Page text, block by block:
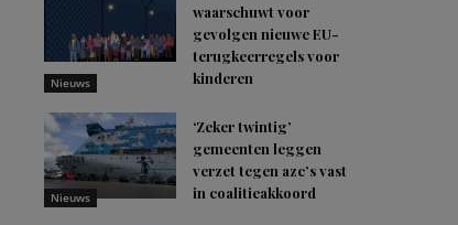
Nieuws
waarschuwt voor
gevolgen nieuwe EU-
terugkeerregels voor
kinderen
Nieuws
‘Zeker twintig’
gemeenten leggen
verzet tegen azc’s vast
in coalitieakkoord